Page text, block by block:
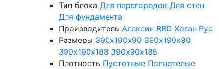
Тип блока Для перегородок Для стен
Для фундамента
Производитель Алексин RRD Хоган Рус
Размеры 390х190х90 390х190х80
390х190х188 390х90х188
Плотность Пустотные Полнотелые